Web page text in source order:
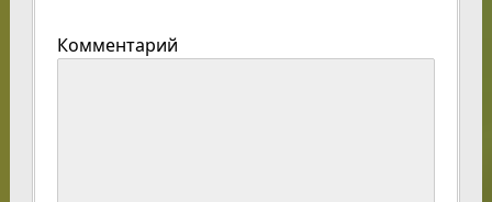
Комментарий